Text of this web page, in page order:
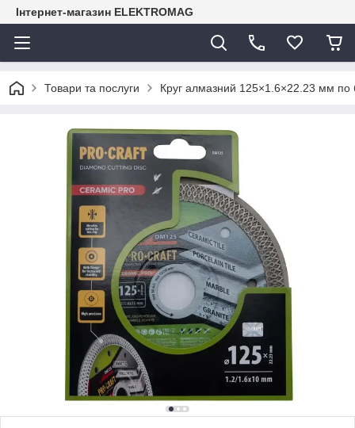
Інтернет-магазин ELEKTROMAG
Товари та послуги Круг алмазний 125×1.6×22.23 мм по